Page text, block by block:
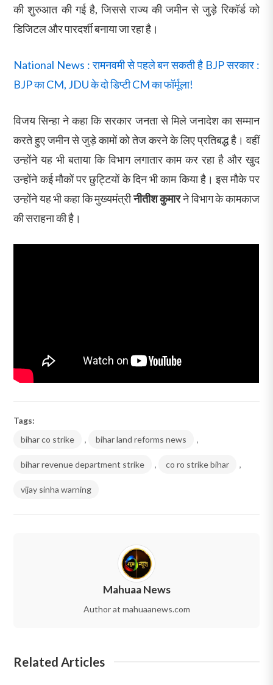
की शुरुआत की गई है, जिससे राज्य की जमीन से जुड़े रिकॉर्ड को
डिजिटल और पारदर्शी बनाया जा रहा है।
National News : रामनवमी से पहले बन सकती है BJP सरकार :
BJP का CM, JDU के दो डिप्टी CM का फॉर्मूला!
विजय सिन्हा ने कहा कि सरकार जनता से मिले जनादेश का सम्मान
करते हुए जमीन से जुड़े कामों को तेज करने के लिए प्रतिबद्ध है। वहीं
उन्होंने यह भी बताया कि विभाग लगातार काम कर रहा है और खुद
उन्होंने कई मौकों पर छुट्टियों के दिन भी काम किया है। इस मौके पर
उन्होंने यह भी कहा कि मुख्यमंत्रीनीतीश कुमारने विभाग के कामकाज
की सराहना की है।
Tags:
bihar co strike
, bihar land reforms news ,
bihar revenue department strike , co ro strike bihar ,
vijay sinha warning
Mahuaa News
Author at mahuaanews.com
Related Articles